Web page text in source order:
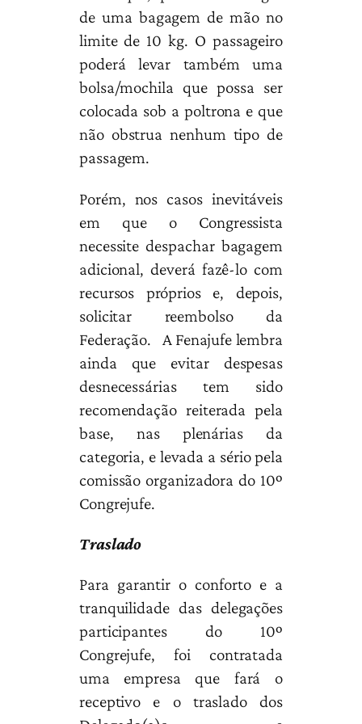
de uma bagagem de mão no
limite de 10 kg. O passageiro
poderá levar também uma
bolsa/mochila que possa ser
colocada sob a poltrona e que
não obstrua nenhum tipo de
passagem.
Porém, nos casos inevitáveis
em que o Congressista
necessite despachar bagagem
adicional, deverá fazê-lo com
recursos próprios e, depois,
solicitar reembolso da
Federação. A Fenajufe lembra
ainda que evitar despesas
desnecessárias tem sido
recomendação reiterada pela
base, nas plenárias da
categoria, e levada a sério pela
comissão organizadora do 10º
Congrejufe.
Traslado
Para garantir o conforto e a
tranquilidade das delegações
participantes do 10º
Congrejufe, foi contratada
uma empresa que fará o
receptivo e o traslado dos